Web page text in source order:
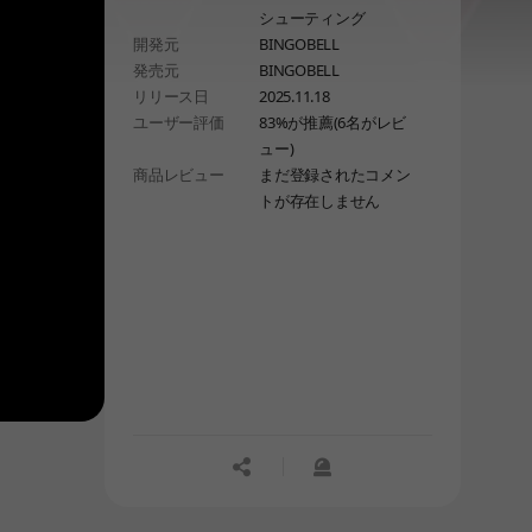
オとなり、禁断の力を宿す「夢の卵」
を集めて、
攻撃と生存の能力を自在に強化してい
きます。果てしない悪夢の中で、
歪んだ童話の怪物たちを蹂躙しましょ
う！
シューティング
開発元
BINGOBELL
発売元
BINGOBELL
リリース日
2025.11.18
ユーザー評価
83%が推薦(6名がレビ
ュー)
商品レビュー
まだ登録されたコメン
トが存在しません
공유하기신고하기